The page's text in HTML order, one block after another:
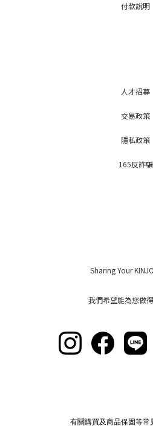
付款說明
人才招募
交易政策
隱私政策
165反詐騙
Sharing Your
我們希望能為您做
有關購買及商品保固等常